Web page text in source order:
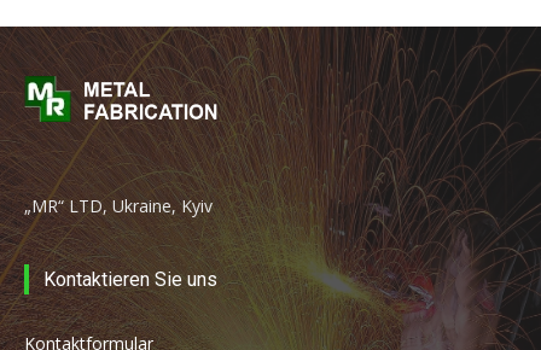
„MR“ LTD, Ukraine, Kyiv
Kontaktieren Sie uns
Kontaktformular